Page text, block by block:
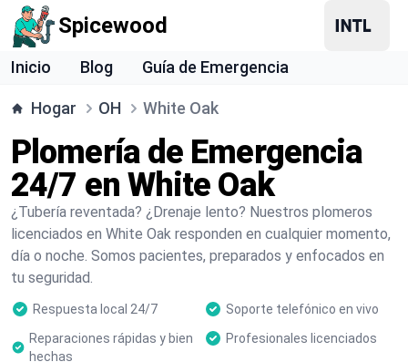
Spicewood
Inicio Blog Guía de Emergencia
Hogar OH White Oak
Plomería de Emergencia
24/7 en White Oak
¿Tubería reventada? ¿Drenaje lento? Nuestros plomeros
licenciados en White Oak responden en cualquier momento,
día o noche. Somos pacientes, preparados y enfocados en
tu seguridad.
Respuesta local 24/7
Soporte telefónico en vivo
Reparaciones rápidas y bien
hechas
Profesionales licenciados